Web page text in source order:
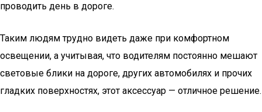
проводить день в дороге.
Таким людям трудно видеть даже при комфортном
освещении, а учитывая, что водителям постоянно мешают
световые блики на дороге, других автомобилях и прочих
гладких поверхностях, этот аксессуар — отличное решение.